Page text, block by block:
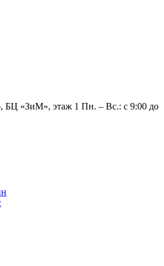
БЦ «ЗиМ», этаж 1 Пн. – Вс.: с 9:00 до